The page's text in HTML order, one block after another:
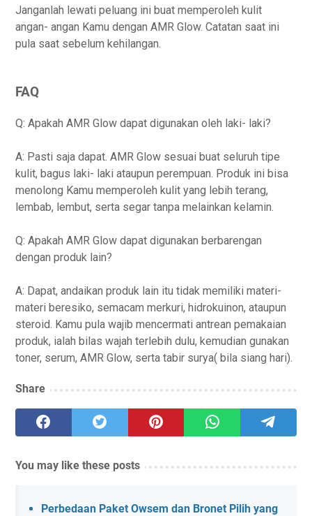
Janganlah lewati peluang ini buat memperoleh kulit
angan- angan Kamu dengan AMR Glow. Catatan saat ini
pula saat sebelum kehilangan.
FAQ
Q: Apakah AMR Glow dapat digunakan oleh laki- laki?
A: Pasti saja dapat. AMR Glow sesuai buat seluruh tipe
kulit, bagus laki- laki ataupun perempuan. Produk ini bisa
menolong Kamu memperoleh kulit yang lebih terang,
lembab, lembut, serta segar tanpa melainkan kelamin.
Q: Apakah AMR Glow dapat digunakan berbarengan
dengan produk lain?
A: Dapat, andaikan produk lain itu tidak memiliki materi-
materi beresiko, semacam merkuri, hidrokuinon, ataupun
steroid. Kamu pula wajib mencermati antrean pemakaian
produk, ialah bilas wajah terlebih dulu, kemudian gunakan
toner, serum, AMR Glow, serta tabir surya( bila siang hari).
Share
You may like these posts
Perbedaan Paket Owsem dan Bronet Pilih yang